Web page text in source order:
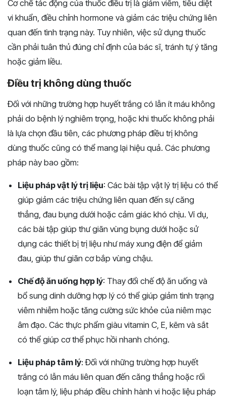
Cơ chế tác động của thuốc điều trị là giảm viêm, tiêu diệt
vi khuẩn, điều chỉnh hormone và giảm các triệu chứng liên
quan đến tình trạng này. Tuy nhiên, việc sử dụng thuốc
cần phải tuân thủ đúng chỉ định của bác sĩ, tránh tự ý tăng
hoặc giảm liều.
Điều trị không dùng thuốc
Đối với những trường hợp huyết trắng có lẫn ít máu không
phải do bệnh lý nghiêm trọng, hoặc khi thuốc không phải
là lựa chọn đầu tiên, các phương pháp điều trị không
dùng thuốc cũng có thể mang lại hiệu quả. Các phương
pháp này bao gồm:
Liệu pháp vật lý trị liệu: Các bài tập vật lý trị liệu có thể
giúp giảm các triệu chứng liên quan đến sự căng
thẳng, đau bụng dưới hoặc cảm giác khó chịu. Ví dụ,
các bài tập giúp thư giãn vùng bụng dưới hoặc sử
dụng các thiết bị trị liệu như máy xung điện để giảm
đau, giúp thư giãn cơ bắp vùng chậu.
Chế độ ăn uống hợp lý: Thay đổi chế độ ăn uống và
bổ sung dinh dưỡng hợp lý có thể giúp giảm tình trạng
viêm nhiễm hoặc tăng cường sức khỏe của niêm mạc
âm đạo. Các thực phẩm giàu vitamin C, E, kẽm và sắt
có thể giúp cơ thể phục hồi nhanh chóng.
Liệu pháp tâm lý: Đối với những trường hợp huyết
trắng có lẫn máu liên quan đến căng thẳng hoặc rối
loạn tâm lý, liệu pháp điều chỉnh hành vi hoặc liệu pháp